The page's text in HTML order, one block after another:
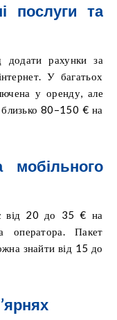
послуги та
додати рахунки за
У багатьох
у оренду, але
близько 80–150 € на
мобільного
від 20 до 35 € на
оператора. Пакет
знайти від 15 до